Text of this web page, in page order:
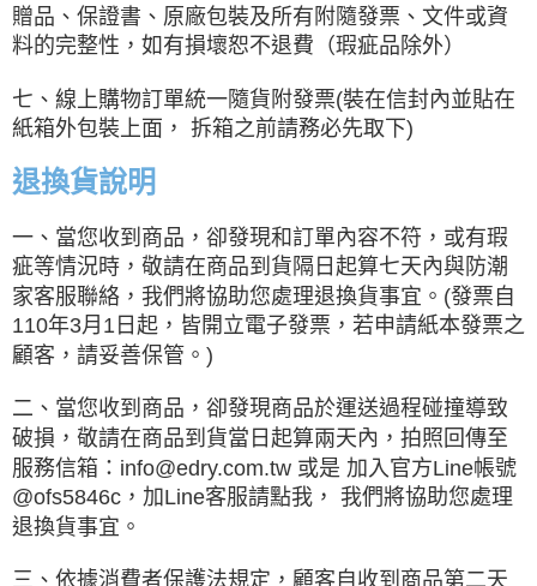
贈品、保證書、原廠包裝及所有附隨發票、文件或資
料的完整性，如有損壞恕不退費（瑕疵品除外）
七、線上購物訂單統一隨貨附發票(裝在信封內並貼在
紙箱外包裝上面， 拆箱之前請務必先取下)
退換貨說明
一、當您收到商品，卻發現和訂單內容不符，或有瑕
疵等情況時，敬請在商品到貨隔日起算七天內與防潮
家客服聯絡，我們將協助您處理退換貨事宜。(發票自
110年3月1日起，皆開立電子發票，若申請紙本發票之
顧客，請妥善保管。)
二、當您收到商品，卻發現商品於運送過程碰撞導致
破損，敬請在商品到貨當日起算兩天內，拍照回傳至
服務信箱：info@edry.com.tw 或是 加入官方Line帳號
@ofs5846c，加Line客服請點我， 我們將協助您處理
退換貨事宜。
三、依據消費者保護法規定，顧客自收到商品第二天